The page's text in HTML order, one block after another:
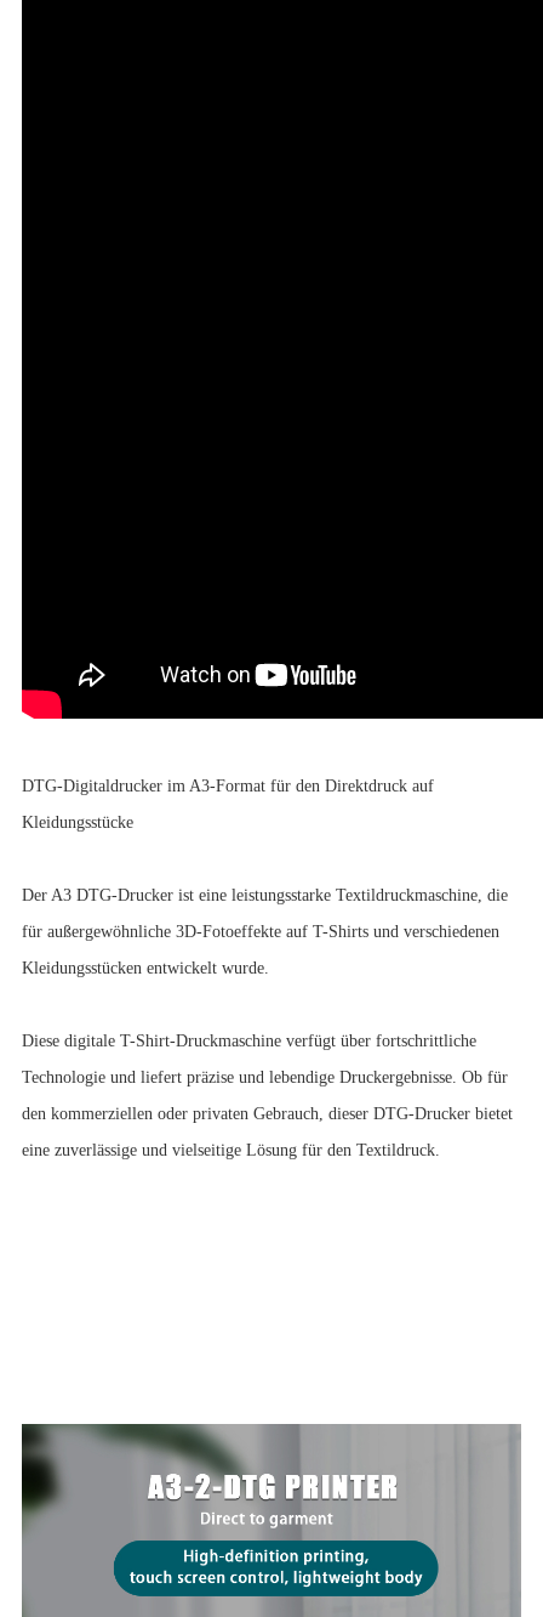
DTG-Digitaldrucker im A3-Format für den Direktdruck auf
Kleidungsstücke
Der A3 DTG-Drucker ist eine leistungsstarke Textildruckmaschine, die
für außergewöhnliche 3D-Fotoeffekte auf T-Shirts und verschiedenen
Kleidungsstücken entwickelt wurde.
Diese digitale T-Shirt-Druckmaschine verfügt über fortschrittliche
Technologie und liefert präzise und lebendige Druckergebnisse. Ob für
den kommerziellen oder privaten Gebrauch, dieser DTG-Drucker bietet
eine zuverlässige und vielseitige Lösung für den Textildruck.